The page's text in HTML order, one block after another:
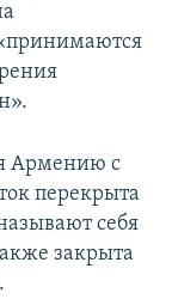
Армению с
перекрыта
себя
закрыта